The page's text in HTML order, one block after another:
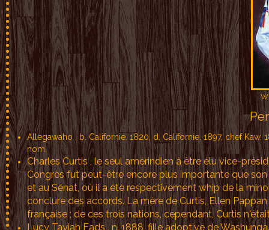
Allegawaho , b. Californie. 1820, d. Californie. 1897, chef
nom.
Charles Curtis , le seul amérindien à être élu vice-
Congrès fut peut-être encore plus importante que
et au Sénat, où il a été respectivement whip de la
conclure des accords. La mère de Curtis, Ellen
française ; de ces trois nations, cependant, Curtis
Lucy Tayiah Eads , n. 1888, fille adoptive de